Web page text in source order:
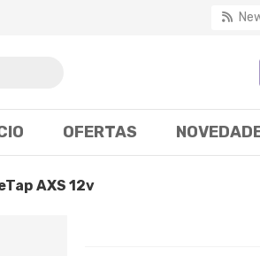
OFERTAS
AXS 12v